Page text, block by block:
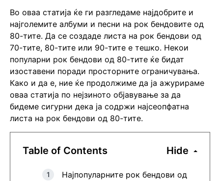
Во оваа статија ќе ги разгледаме најдобрите и
најголемите албуми и песни на рок бендовите од
80-тите. Да се создаде листа на рок бендови од
70-тите, 80-тите или 90-тите е тешко. Некои
популарни рок бендови од 80-тите ќе бидат
изоставени поради просторните ограничувања.
Како и да е, ние ќе продолжиме да ја ажурираме
оваа статија по нејзиното објавување за да
бидеме сигурни дека ја содржи најсеопфатна
листа на рок бендови од 80-тите.
Table of Contents Hide
Најпопуларните рок бендови од